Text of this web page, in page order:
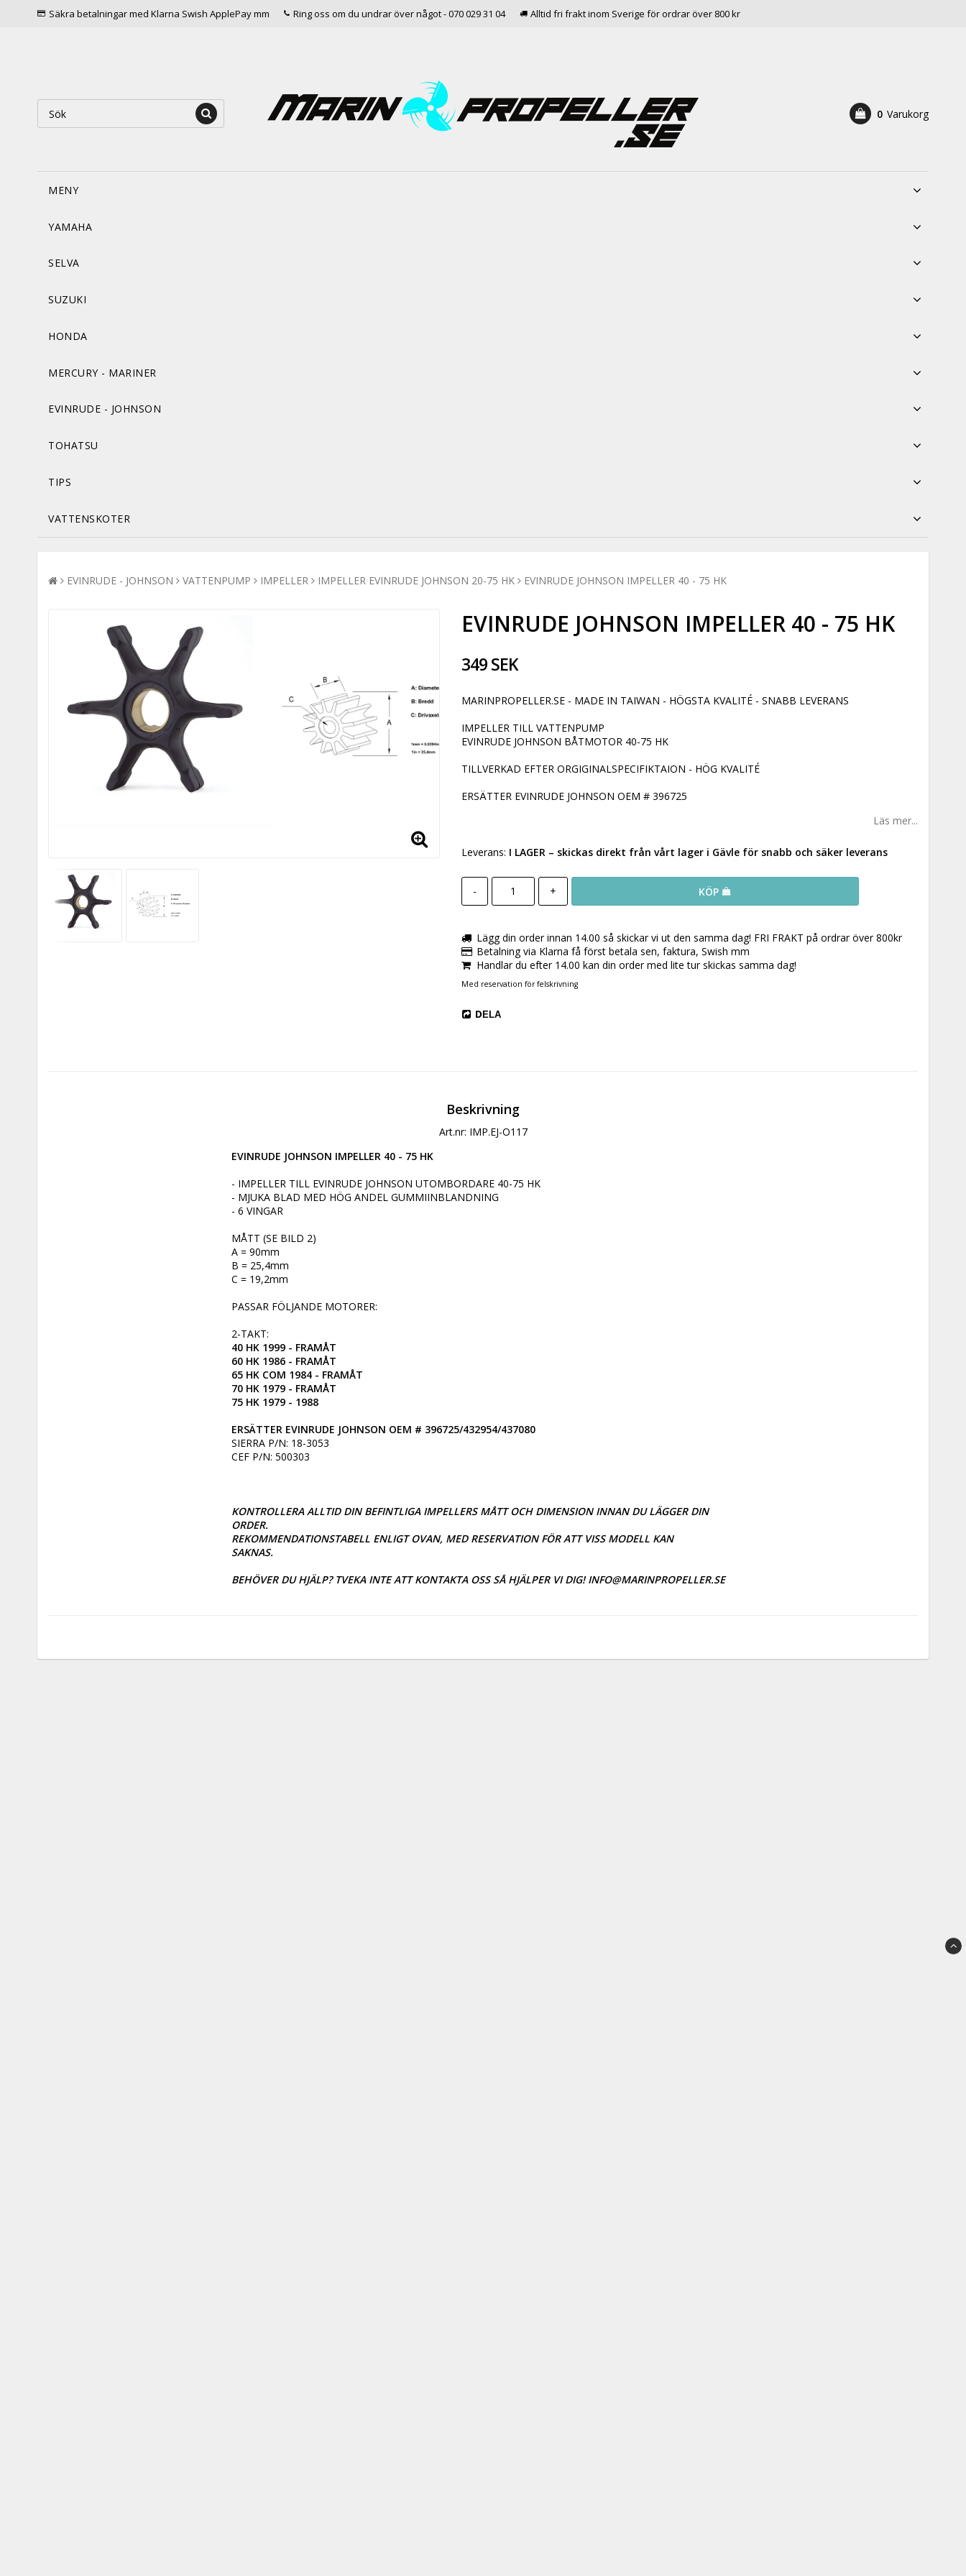
Säkra betalningar med Klarna Swish ApplePay mm Ring oss om du undrar över något - 070 029 31 04 Alltid fri frakt inom Sverige för ordrar över 800 kr
0 Varukorg
MENY
YAMAHA
SELVA
SUZUKI
HONDA
MERCURY - MARINER
EVINRUDE - JOHNSON
TOHATSU
TIPS
VATTENSKOTER
EVINRUDE - JOHNSON VATTENPUMP IMPELLER IMPELLER EVINRUDE JOHNSON 20-75 HK EVINRUDE JOHNSON IMPELLER 40 - 75 HK
EVINRUDE JOHNSON IMPELLER 40 - 75 HK
349 SEK
MARINPROPELLER.SE - MADE IN TAIWAN - HÖGSTA KVALITÉ - SNABB LEVERANS
IMPELLER TILL VATTENPUMP
EVINRUDE JOHNSON BÅTMOTOR 40-75 HK
TILLVERKAD EFTER ORGIGINALSPECIFIKTAION - HÖG KVALITÉ
ERSÄTTER EVINRUDE JOHNSON OEM # 396725
Läs mer...
Leverans: I LAGER – skickas direkt från vårt lager i Gävle för snabb och säker leverans
- + KÖP
Lägg din order innan 14.00 så skickar vi ut den samma dag! FRI FRAKT på ordrar över 800kr
Betalning via Klarna få först betala sen, faktura, Swish mm
Handlar du efter 14.00 kan din order med lite tur skickas samma dag!
Med reservation för felskrivning
DELA
Beskrivning
Art.nr: IMP.EJ-O117
EVINRUDE JOHNSON IMPELLER 40 - 75 HK
- IMPELLER TILL EVINRUDE JOHNSON UTOMBORDARE 40-75 HK
- MJUKA BLAD MED HÖG ANDEL GUMMIINBLANDNING
- 6 VINGAR
MÅTT (SE BILD 2)
A = 90mm
B = 25,4mm
C = 19,2mm
PASSAR FÖLJANDE MOTORER:
40 HK 1999 - FRAMÅT
60 HK 1986 - FRAMÅT
65 HK COM 1984 - FRAMÅT
70 HK 1979 - FRAMÅT
75 HK 1979 - 1988
ERSÄTTER EVINRUDE JOHNSON OEM # 396725/432954/437080
SIERRA P/N: 18-3053
CEF P/N: 500303
KONTROLLERA ALLTID DIN BEFINTLIGA IMPELLERS MÅTT OCH DIMENSION INNAN DU LÄGGER DIN
ORDER.
REKOMMENDATIONSTABELL ENLIGT OVAN, MED RESERVATION FÖR ATT VISS MODELL KAN
SAKNAS.
BEHÖVER DU HJÄLP? TVEKA INTE ATT KONTAKTA OSS SÅ HJÄLPER VI DIG! INFO@MARINPROPELLER.SE